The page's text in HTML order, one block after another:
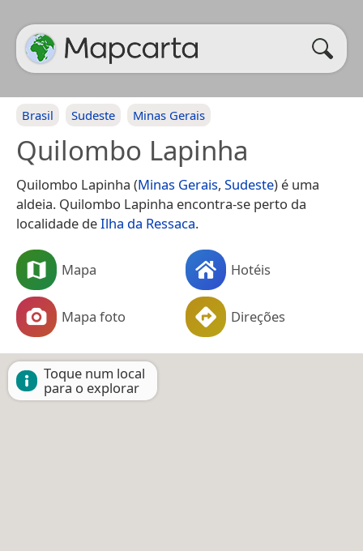
Brasil Sudeste Minas Gerais
Quilombo Lapinha
Quilombo Lapinha (Minas Gerais, Sudeste) é uma
aldeia. Quilombo Lapinha encontra-se perto da
localidade deIlha da Ressaca.
Mapa Hotéis
Mapa foto Direções
Toque num local
para o explorar